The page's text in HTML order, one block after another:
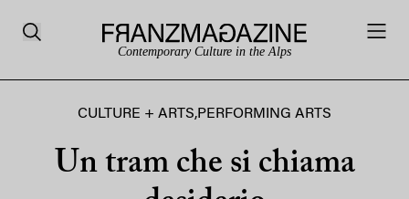
Contemporary Culture in the Alps
CULTURE + ARTS,PERFORMING ARTS
Un tram che si chiama